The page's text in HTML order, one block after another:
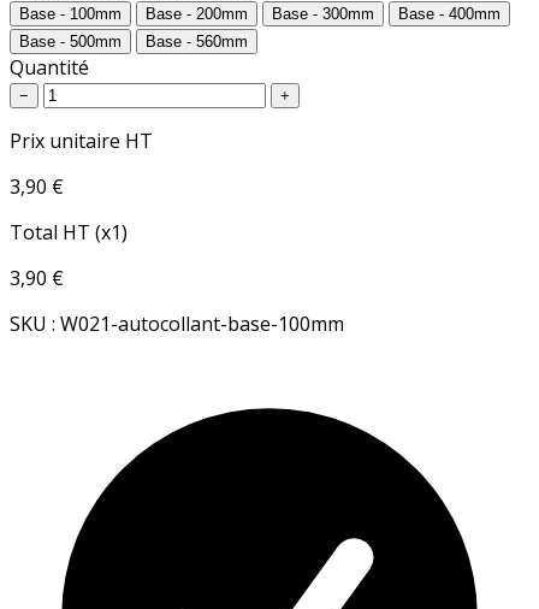
Base - 100mm Base - 200mm Base - 300mm
Base - 400mm
Base - 500mm
Base - 560mm
Quantité
− +
Prix unitaire HT
3,90 €
Total HT (x1)
3,90 €
SKU : W021-autocollant-base-100mm